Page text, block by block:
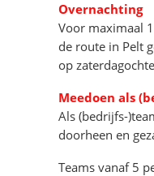
Overnachting
Voor maximaal
de route in Pelt
op
Meedoen als
Als (bedrijfs-
doorheen en
Teams vanaf 5